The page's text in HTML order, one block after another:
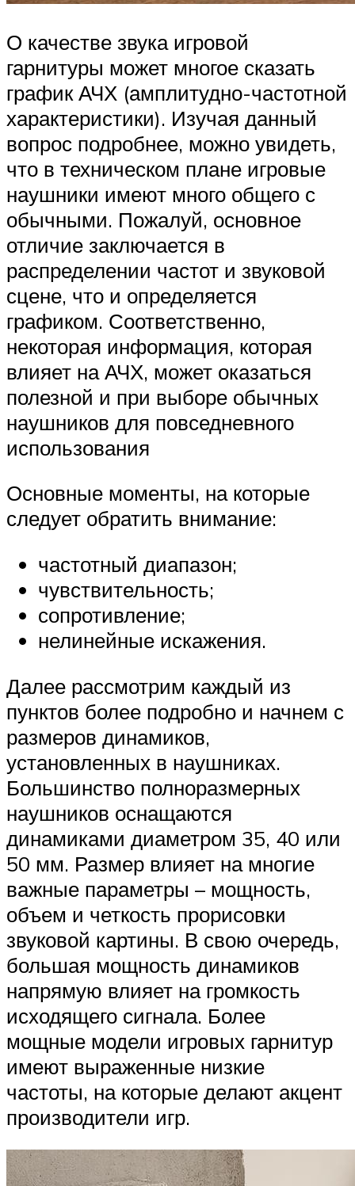
О качестве звука игровой
гарнитуры может многое сказать
график АЧХ (амплитудно-частотной
характеристики). Изучая данный
вопрос подробнее, можно увидеть,
что в техническом плане игровые
наушники имеют много общего с
обычными. Пожалуй, основное
отличие заключается в
распределении частот и звуковой
сцене, что и определяется
графиком. Соответственно,
некоторая информация, которая
влияет на АЧХ, может оказаться
полезной и при выборе обычных
наушников для повседневного
использования
Основные моменты, на которые
следует обратить внимание:
частотный диапазон;
чувствительность;
сопротивление;
нелинейные искажения.
Далее рассмотрим каждый из
пунктов более подробно и начнем с
размеров динамиков,
установленных в наушниках.
Большинство полноразмерных
наушников оснащаются
динамиками диаметром 35, 40 или
50 мм. Размер влияет на многие
важные параметры – мощность,
объем и четкость прорисовки
звуковой картины. В свою очередь,
большая мощность динамиков
напрямую влияет на громкость
исходящего сигнала. Более
мощные модели игровых гарнитур
имеют выраженные низкие
частоты, на которые делают акцент
производители игр.